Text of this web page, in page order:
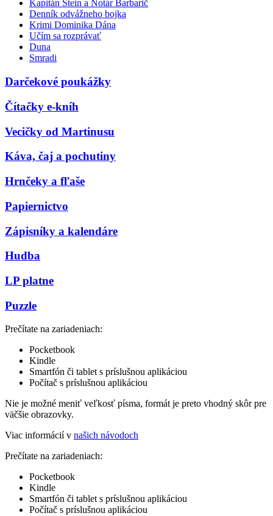
Kapitán Stein a Notár Barbarič
Denník odvážneho bojka
Krimi Dominika Dána
Učím sa rozprávať
Duna
Smradi
Darčekové poukážky
Čítačky e-kníh
Vecičky od Martinusu
Káva, čaj a pochutiny
Hrnčeky a fľaše
Papiernictvo
Zápisníky a kalendáre
Hudba
LP platne
Puzzle
Prečítate na zariadeniach:
Pocketbook
Kindle
Smartfón či tablet s príslušnou aplikáciou
Počítač s príslušnou aplikáciou
Nie je možné meniť veľkosť písma, formát je preto vhodný skôr pre
väčšie obrazovky.
Viac informácií v našich návodoch
Prečítate na zariadeniach:
Pocketbook
Kindle
Smartfón či tablet s príslušnou aplikáciou
Počítač s príslušnou aplikáciou